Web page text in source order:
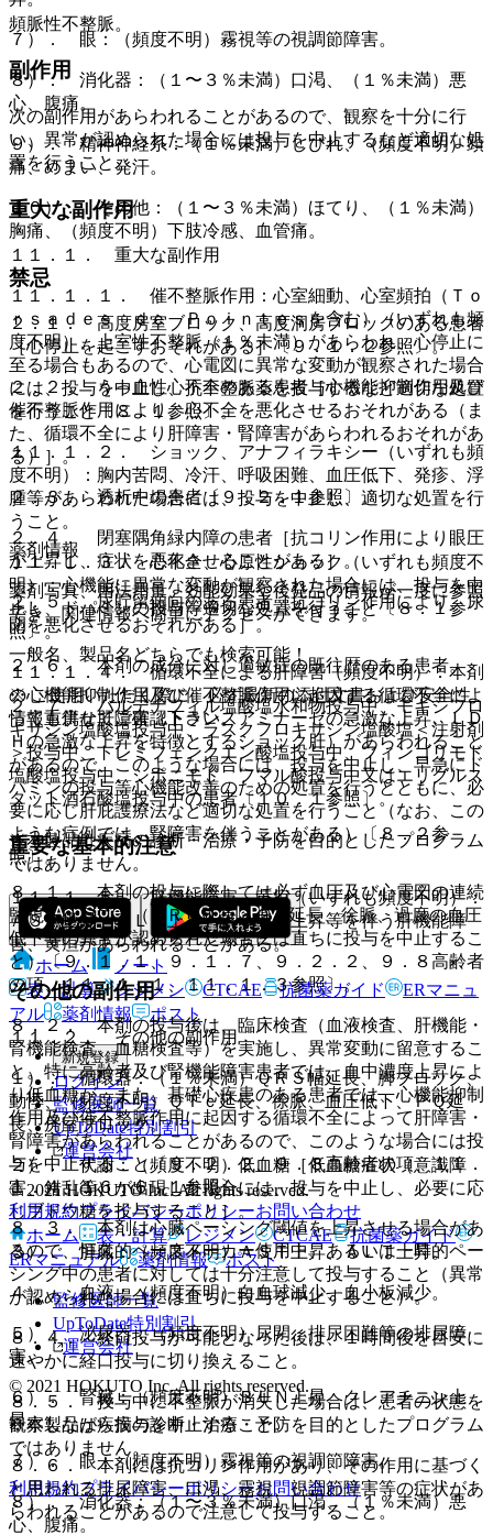
７）． 眼：（頻度不明）霧視等の視調節障害。
８）． 消化器：（１〜３％未満）口渇、（１％未満）悪
心、腹痛。
９）． 精神神経系：（１％未満）しびれ、（頻度不明）頭
痛、めまい、発汗。
１０）． その他：（１〜３％未満）ほてり、（１％未満）
胸痛、（頻度不明）下肢冷感、血管痛。
禁忌
２．１． 高度房室ブロック、高度洞房ブロックのある患者
［心停止を起こすおそれがある］〔９．１．２参照〕。
２．２． うっ血性心不全のある患者［心機能抑制作用及び
催不整脈作用により、心不全を悪化させるおそれがある（ま
た、循環不全により肝障害・腎障害があらわれるおそれがあ
る）］。
２．３． 透析中の患者〔９．２．１参照〕。
２．４． 閉塞隅角緑内障の患者［抗コリン作用により眼圧
が上昇し、症状を悪化させることがある］。
２．５． 尿貯留傾向のある患者［抗コリン作用により、尿
閉を悪化させるおそれがある］。
２．６． 本剤の成分に対し過敏症の既往歴のある患者。
２．７． バルデナフィル塩酸塩水和物投与中、モキシフロ
キサシン塩酸塩投与中、ラスクフロキサシン塩酸塩＜注射剤
＞投与中、トレミフェンクエン酸塩投与中、フィンゴリモド
塩酸塩投与中、シポニモド フマル酸投与中又はエリグルス
タット酒石酸塩投与中の患者〔１０．１参照〕。
重要な基本的注意
８．１． 本剤の投与に際しては必ず血圧及び心電図の連続
監視を行うこと（ＱＲＳ延長・ＱＴ延長、徐脈、過度の血圧
低下等の異常が認められた場合には直ちに投与を中止するこ
と）〔９．１．１、９．１．７、９．２．２、９．８高齢者
の項、１１．１．１、１１．１．３参照〕。
８．２． 本剤の投与後は、臨床検査（血液検査、肝機能・
腎機能検査、血糖検査等）を実施し、異常変動に留意するこ
と。特に高齢者及び腎機能障害患者では、血中濃度上昇によ
り低血糖が、また、基礎心疾患のある患者では、心機能抑制
作用及び催不整脈作用に起因する循環不全によって肝障害・
腎障害があらわれることがあるので、このような場合には投
与を中止すること〔９．２．２、９．８高齢者の項、１１．
１．４、１６．６．１参照〕。
８．３． 本剤は心臓ペーシング閾値を上昇させる場合があ
るので、恒久的ペースメーカー使用中、あるいは一時的ペー
シング中の患者に対しては十分注意して投与すること（異常
が認められた場合には直ちに投与を中止すること）。
８．４． 経口投与が可能となった後は、１時間後を目安に
速やかに経口投与に切り換えること。
８．５． 投与中に不整脈が消失した場合は、患者の状態を
観察しながら投与を中止すること。
８．６． 本剤には抗コリン作用があり、その作用に基づく
と思われる排尿障害、口渇、霧視、視調節障害等の症状があ
らわれることがあるので注意して投与すること。
頻脈性不整脈。
副作用
次の副作用があらわれることがあるので、観察を十分に行
い、異常が認められた場合には投与を中止するなど適切な処
置を行うこと。
重大な副作用
１１．１． 重大な副作用
１１．１．１． 催不整脈作用：心室細動、心室頻拍（Ｔｏ
ｒｓａｄｅｓ ｄｅ Ｐｏｉｎｔｅｓを含む）（いずれも頻
度不明）、上室性不整脈（１％未満）があらわれ、心停止に
至る場合もあるので、心電図に異常な変動が観察された場合
には、投与を中止し、抗不整脈薬を投与するなど適切な処置
を行うこと〔８．１参照〕。
１１．１．２． ショック、アナフィラキシー（いずれも頻
度不明）：胸内苦悶、冷汗、呼吸困難、血圧低下、発疹、浮
腫等があらわれた場合には、投与を中止し、適切な処置を行
うこと。
１１．１．３． 心不全、心原性ショック（いずれも頻度不
明）：心機能に異常な変動が観察された場合には、投与を中
止し、ドパミンの投与等適切な処置を行うこと〔８．１参
照〕。
１１．１．４． 循環不全による肝障害（頻度不明）：本剤
の心機能抑制作用及び催不整脈作用に起因する循環不全によ
って重篤な肝障害（トランスアミナーゼの急激な上昇、ＬＤ
Ｈの急激な上昇を特徴とするショック肝）があらわれること
があるので、このような場合には、投与を中止し、早急にド
パミンの投与等心機能改善のための処置を行うとともに、必
要に応じ肝庇護療法など適切な処置を行うこと（なお、この
ような症例では、腎障害を伴うことがある）〔８．２参
照〕。
１１．１．５． 肝機能障害、黄疸（いずれも頻度不明）：
ＡＳＴ上昇、ＡＬＴ上昇、γ−ＧＴＰ上昇等を伴う肝機能障
害、黄疸があらわれることがある。
その他の副作用
１１．２． その他の副作用
１）． 循環器：（１％未満）ＱＲＳ幅延長、脚ブロック、
動悸、（頻度不明）ＱＴｃ延長、徐脈、血圧低下、ＰＱ延
長、房室ブロック。
２）． 代謝：（頻度不明）低血糖［低血糖症状（意識障
害、錯乱等）が出現した場合には、投与を中止し、必要に応
じブドウ糖を投与すること］。
３）． 肝臓：（頻度不明）ＡＳＴ上昇、ＡＬＴ上昇。
４）． 血液：（頻度不明）白血球減少、血小板減少。
５）． 泌尿器：（頻度不明）尿閉、排尿困難等の排尿障
害。
６）． 腎臓：（頻度不明）ＢＵＮ上昇、クレアチニン上
昇。
７）． 眼：（頻度不明）霧視等の視調節障害。
８）． 消化器：（１〜３％未満）口渇、（１％未満）悪
心、腹痛。
薬剤情報
薬剤写真、用法用量、効能効果や後発品の情報が一度に参照
でき、関連情報へ簡単にアクセスができます。
一般名、製品名どちらでも検索可能！
※ ご使用いただく際に、必ず最新の添付文書および安全性
情報も併せてご確認下さい。
※本製品は疾病の診断・治療・予防を目的としたプログラム
ではありません。
ホーム
ノート
表・計算
レジメン CTCAE 抗菌薬ガイド
ERマニュ
アル
薬剤情報 ポスト
新規登録
ログイン
監修医師一覧
UpToDate特別割引
運営会社
© 2021 HOKUTO Inc. All rights reserved.
利用規約プライバシーポリシーお問い合わせ
ホーム
表・計算 レジメン CTCAE
抗菌薬ガイド
ERマニュアル
薬剤情報 ポスト
監修医師一覧
UpToDate特別割引
運営会社
© 2021 HOKUTO Inc. All rights reserved.
※本製品は疾病の診断・治療・予防を目的としたプログラム
ではありません。
利用規約プライバシーポリシーお問い合わせ